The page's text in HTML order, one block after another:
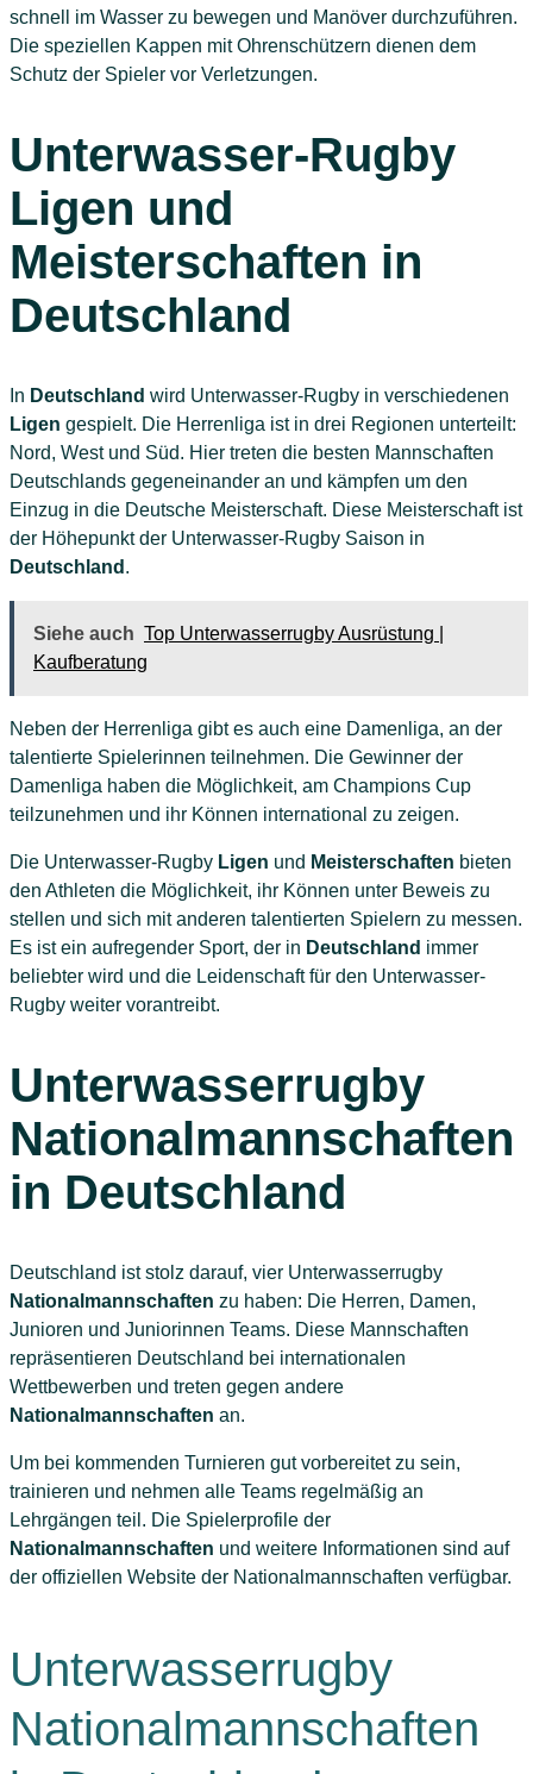
schnell im Wasser zu bewegen und Manöver durchzuführen.
Die speziellen Kappen mit Ohrenschützern dienen dem
Schutz der Spieler vor Verletzungen.
Unterwasser-Rugby
Ligen und
Meisterschaften in
Deutschland
In Deutschland wird Unterwasser-Rugby in verschiedenen
Ligen gespielt. Die Herrenliga ist in drei Regionen unterteilt:
Nord, West und Süd. Hier treten die besten Mannschaften
Deutschlands gegeneinander an und kämpfen um den
Einzug in die Deutsche Meisterschaft. Diese Meisterschaft ist
der Höhepunkt der Unterwasser-Rugby Saison in
Deutschland .
Siehe auch Top Unterwasserrugby Ausrüstung |
Kaufberatung
Neben der Herrenliga gibt es auch eine Damenliga, an der
talentierte Spielerinnen teilnehmen. Die Gewinner der
Damenliga haben die Möglichkeit, am Champions Cup
teilzunehmen und ihr Können international zu zeigen.
Die Unterwasser-Rugby Ligen und Meisterschaften bieten
den Athleten die Möglichkeit, ihr Können unter Beweis zu
stellen und sich mit anderen talentierten Spielern zu messen.
Es ist ein aufregender Sport, der in Deutschland immer
beliebter wird und die Leidenschaft für den Unterwasser-
Rugby weiter vorantreibt.
Unterwasserrugby
Nationalmannschaften
in Deutschland
Deutschland ist stolz darauf, vier Unterwasserrugby
Nationalmannschaften zu haben: Die Herren, Damen,
Junioren und Juniorinnen Teams. Diese Mannschaften
repräsentieren Deutschland bei internationalen
Wettbewerben und treten gegen andere
Nationalmannschaften an.
Um bei kommenden Turnieren gut vorbereitet zu sein,
trainieren und nehmen alle Teams regelmäßig an
Lehrgängen teil. Die Spielerprofile der
Nationalmannschaften und weitere Informationen sind auf
der offiziellen Website der Nationalmannschaften verfügbar.
Unterwasserrugby
Nationalmannschaften